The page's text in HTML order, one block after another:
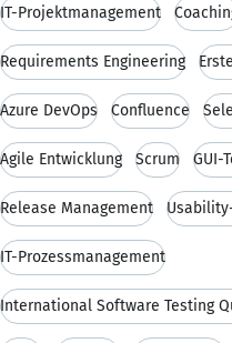
IT-Projektmanagement
Requirements Engineering
Azure DevOps Confluence
Agile Entwicklung Scrum GUI-
Release Management
IT-Prozessmanagement
International Software Testing